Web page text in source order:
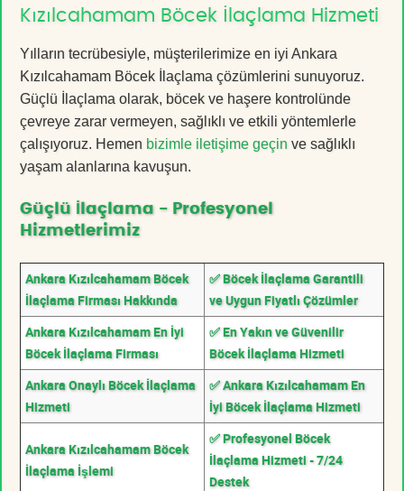
Kızılcahamam Böcek İlaçlama Hizmeti
Yılların tecrübesiyle, müşterilerimize en iyi Ankara
Kızılcahamam Böcek İlaçlama çözümlerini sunuyoruz.
Güçlü İlaçlama olarak, böcek ve haşere kontrolünde
çevreye zarar vermeyen, sağlıklı ve etkili yöntemlerle
çalışıyoruz. Hemen bizimle iletişime geçin ve sağlıklı
yaşam alanlarına kavuşun.
Güçlü İlaçlama - Profesyonel
Hizmetlerimiz
Ankara Kızılcahamam Böcek
İlaçlama Firması Hakkında
✅ Böcek İlaçlama Garantili
ve Uygun Fiyatlı Çözümler
Ankara Kızılcahamam En İyi
Böcek İlaçlama Firması
✅ En Yakın ve Güvenilir
Böcek İlaçlama Hizmeti
Ankara Onaylı Böcek İlaçlama
Hizmeti
✅ Ankara Kızılcahamam En
İyi Böcek İlaçlama Hizmeti
Ankara Kızılcahamam Böcek
İlaçlama İşlemi
✅ Profesyonel Böcek
İlaçlama Hizmeti - 7/24
Destek